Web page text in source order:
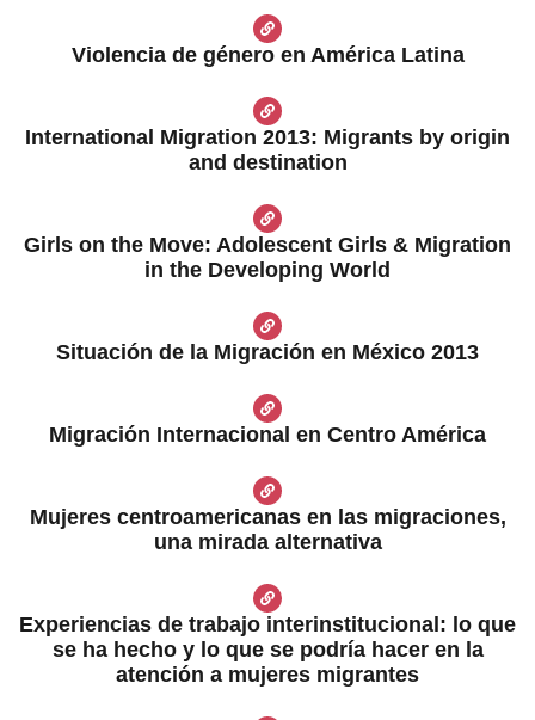
Violencia de género en América Latina
International Migration 2013: Migrants by origin
and destination
Girls on the Move: Adolescent Girls & Migration
in the Developing World​
Situación de la Migración en México 2013
Migración Internacional en Centro América​
Mujeres centroamericanas en las migraciones,
una mirada alternativa
Experiencias de trabajo interinstitucional: lo que
se ha hecho y lo que se podría hacer en la
atención a mujeres migrantes